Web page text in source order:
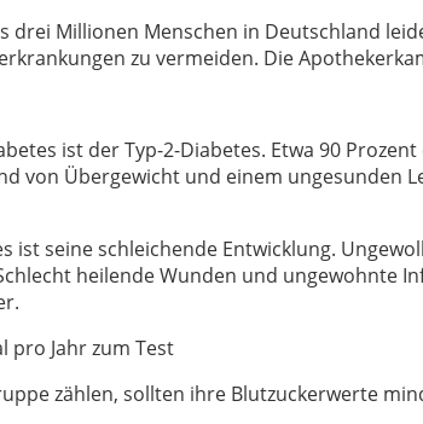
drei Millionen Menschen in Deutschland
zu vermeiden. Die
ist der Typ-2-Diabetes. Etwa 90
von Übergewicht und einem ungesunden
ist seine schleichende Entwicklung.
heilende Wunden und ungewohnte
pro Jahr zum Test
zählen, sollten ihre Blutzuckerwerte